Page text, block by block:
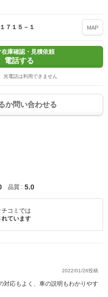
７１５－１ MAP
在庫確認・見積依頼
電話する
電話は利用できません
か問い合わせる
品質 : 5.0
コミでは
れています
2022/01/26投稿
対応もよく、車の説明もわかりやす